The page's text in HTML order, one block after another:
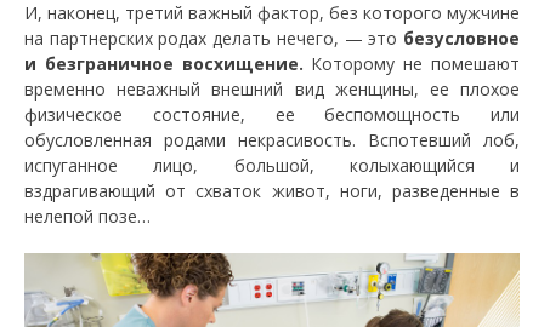
И, наконец, третий важный фактор, без которого мужчине
на партнерских родах делать нечего, — это безусловное
и безграничное восхищение. Которому не помешают
временно неважный внешний вид женщины, ее плохое
физическое состояние, ее беспомощность или
обусловленная родами некрасивость. Вспотевший лоб,
испуганное лицо, большой, колыхающийся и
вздрагивающий от схваток живот, ноги, разведенные в
нелепой позе…